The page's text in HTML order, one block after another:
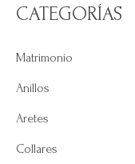
CATEGORÍAS
Matrimonio
Anillos
Aretes
Collares